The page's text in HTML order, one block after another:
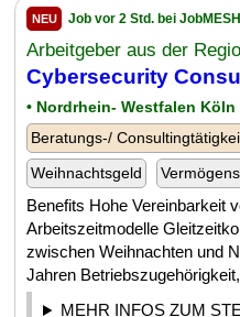
NEU Job vor 2 Std. bei
Arbeitgeber aus der
Cybersecurity
• Nordrhein- Westfalen Köln
Beratungs-/
Weihnachtsgeld
Benefits Hohe Vereinbarkeit
Arbeitszeitmodelle
zwischen Weihnachten und
Jahren
MEHR INFOS ZUM